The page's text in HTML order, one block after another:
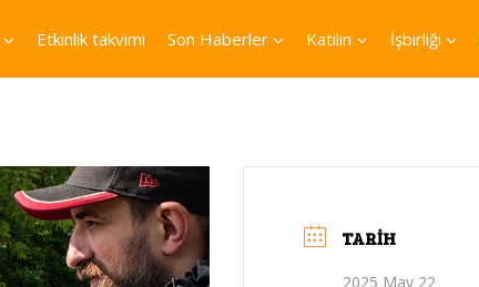
Etkinlik takvimi Son Haberler Katılın İşbirliği
TARIH
2025 May 22